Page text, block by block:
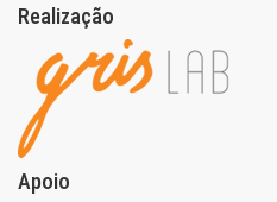
Realização
Apoio